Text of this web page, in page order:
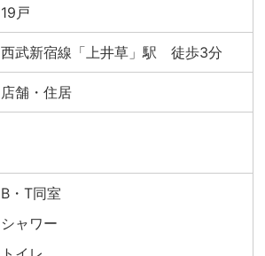
19戸
西武新宿線「上井草」駅 徒歩3分
店舗・住居
B・T同室
シャワー